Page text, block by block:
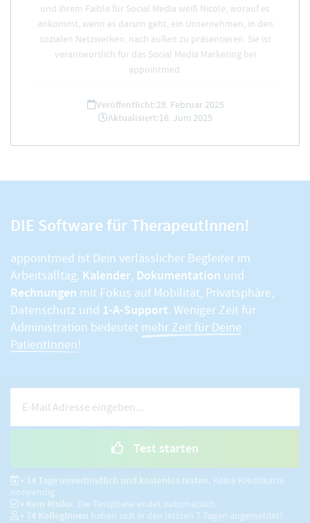
und ihrem Faible für Social Media weiß Nicole, worauf es
ankommt, wenn es darum geht, ein Unternehmen, in den
sozialen Netzwerken, nach außen zu präsentieren. Sie ist
verantwortlich für das Social Media Marketing bei
appointmed.
Veröffentlicht:28. Februar 2025
Aktualisiert:16. Juni 2025
DIE Software für TherapeutInnen!
appointmed ist Dein verlässlicher Begleiter im
Arbeitsalltag. Kalender, Dokumentation und
Rechnungen mit Fokus auf Mobilität, Privatsphäre,
Datenschutz und 1-A-Support. Weniger Zeit für
Administration bedeutet mehr Zeit für Deine
PatientInnen!
Test starten
• 14 Tage unverbindlich und kostenlos testen. Keine Kreditkarte
notwendig.
• Kein Risiko. Die Testphase endet automatisch.
• 74 KollegInnen haben sich in den letzten 7 Tagen angemeldet!